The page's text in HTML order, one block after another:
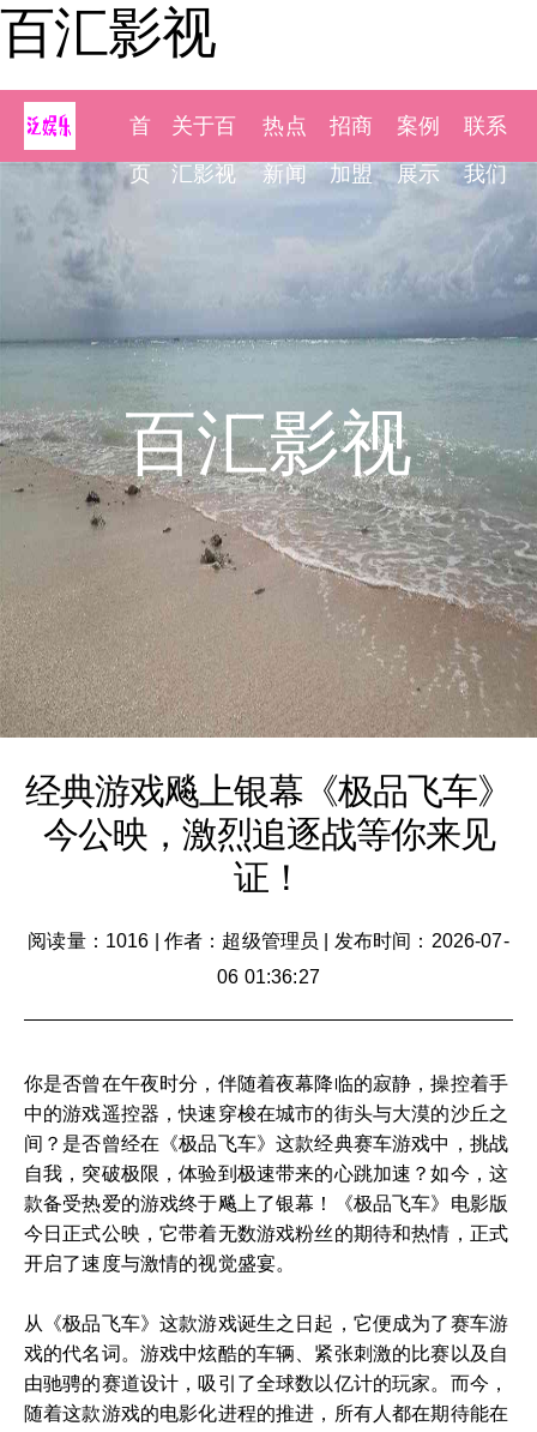
百汇影视
首
页
关于百
汇影视
热点
新闻
招商
加盟
案例
展示
联系
我们
百汇影视
经典游戏飚上银幕《极品飞车》
今公映，激烈追逐战等你来见
证！
阅读量：1016 作者：超级管理员
发布时间：2026-07-
06 01:36:27
你是否曾在午夜时分，伴随着夜幕降临的寂静，操控着手
中的游戏遥控器，快速穿梭在城市的街头与大漠的沙丘之
间？是否曾经在《极品飞车》这款经典赛车游戏中，挑战
自我，突破极限，体验到极速带来的心跳加速？如今，这
款备受热爱的游戏终于飚上了银幕！《极品飞车》电影版
今日正式公映，它带着无数游戏粉丝的期待和热情，正式
开启了速度与激情的视觉盛宴。
从《极品飞车》这款游戏诞生之日起，它便成为了赛车游
戏的代名词。游戏中炫酷的车辆、紧张刺激的比赛以及自
由驰骋的赛道设计，吸引了全球数以亿计的玩家。而今，
随着这款游戏的电影化进程的推进，所有人都在期待能在